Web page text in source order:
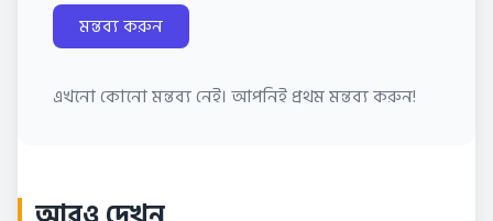
মন্তব্য করুন
এখনো কোনো মন্তব্য নেই। আপনিই প্রথম মন্তব্য করুন!